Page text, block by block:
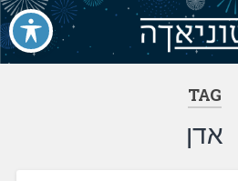
TAG
אדן